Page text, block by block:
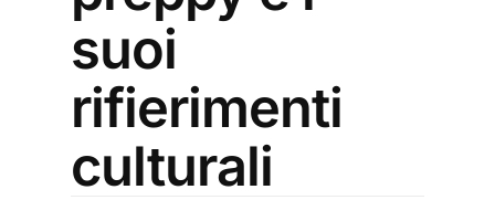
suoi
rifierimenti
culturali